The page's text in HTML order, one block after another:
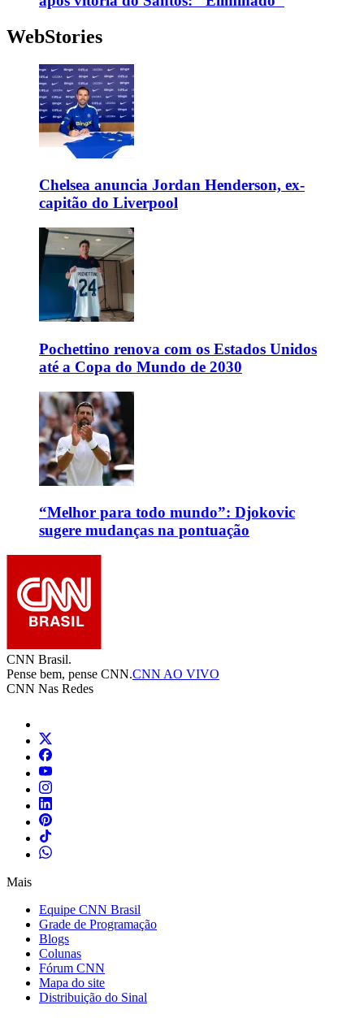
WebStories
Chelsea anuncia Jordan Henderson, ex-
capitão do Liverpool
Pochettino renova com os Estados Unidos
até a Copa do Mundo de 2030
“Melhor para todo mundo”: Djokovic
sugere mudanças na pontuação
CNN Brasil.
Pense bem, pense CNN.CNN AO VIVO
CNN Nas Redes
Mais
Equipe CNN Brasil
Grade de Programação
Blogs
Colunas
Fórum CNN
Mapa do site
Distribuição do Sinal